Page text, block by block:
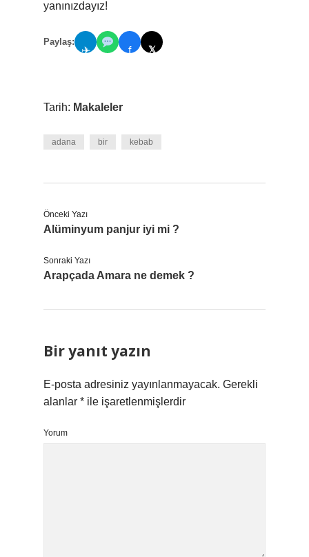
yanınızdayız!
Paylaş:
✈ f 𝕏
Tarih: Makaleler
adana bir kebab
Önceki Yazı
Alüminyum panjur iyi mi ?
Sonraki Yazı
Arapçada Amara ne demek ?
Bir yanıt yazın
E-posta adresiniz yayınlanmayacak. Gerekli
alanlar * ile işaretlenmişlerdir
Yorum